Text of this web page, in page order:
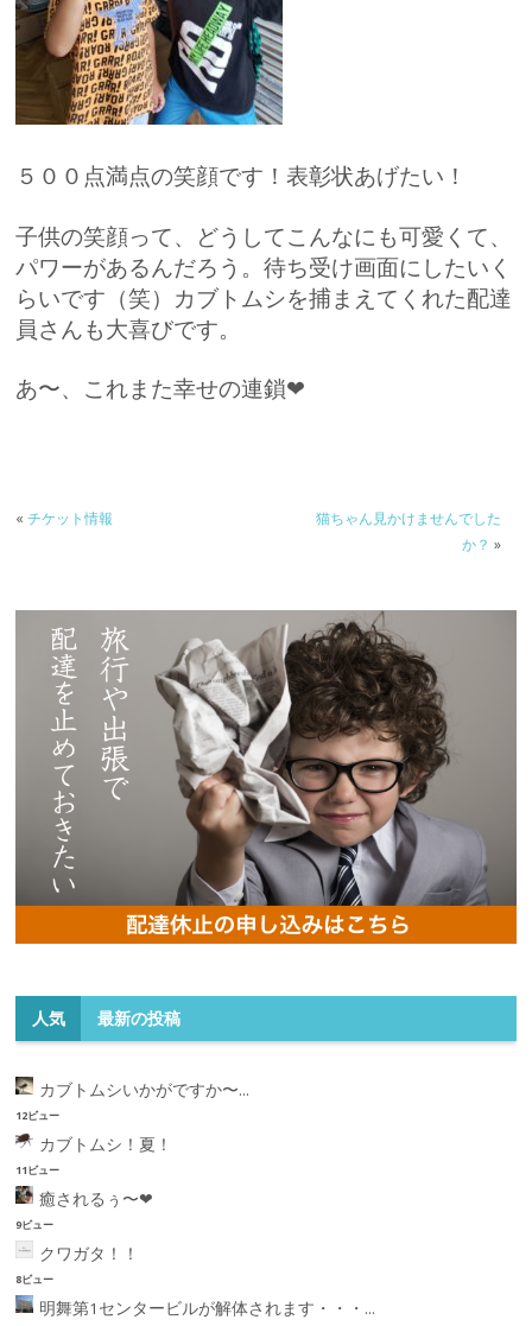
５００点満点の笑顔です！表彰状あげたい！
子供の笑顔って、どうしてこんなにも可愛くて、
パワーがあるんだろう。待ち受け画面にしたいく
らいです（笑）カブトムシを捕まえてくれた配達
員さんも大喜びです。
あ〜、これまた幸せの連鎖❤︎
«チケット情報
猫ちゃん見かけませんでした
か？ »
人気 最新の投稿
カブトムシいかがですか〜...
12ビュー
カブトムシ！夏！
11ビュー
癒されるぅ〜❤︎
9ビュー
クワガタ！！
8ビュー
明舞第1センタービルが解体されます・・・...